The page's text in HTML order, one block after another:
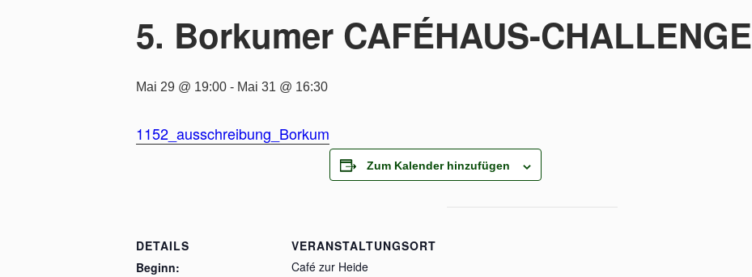
5. Borkumer CAFÉHAUS-CHALLENGE
Mai 29 @ 19:00 - Mai 31 @ 16:30
1152_ausschreibung_Borkum
Zum Kalender hinzufügen
DETAILS
Beginn:
VERANSTALTUNGSORT
Café zur Heide